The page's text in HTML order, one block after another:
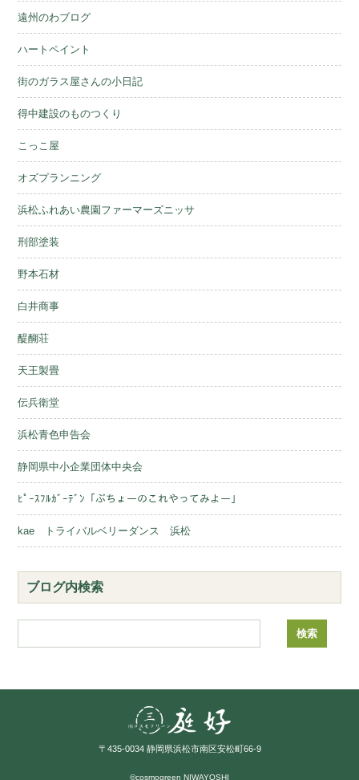
遠州のわブログ
ハートペイント
街のガラス屋さんの小日記
得中建設のものつくり
こっこ屋
オズプランニング
浜松ふれあい農園ファーマーズニッサ
刑部塗装
野本石材
白井商事
醍醐荘
天王製畳
伝兵衛堂
浜松青色申告会
静岡県中小企業団体中央会
ﾋﾟｰｽﾌﾙｶﾞｰﾃﾞﾝ「ぶちょーのこれやってみよー」
kae トライバルベリーダンス 浜松
ブログ内検索
〒435-0034 静岡県浜松市南区安松町66-9
©cosmogreen NIWAYOSHI